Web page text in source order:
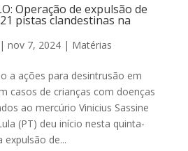
Operação de expulsão de
pistas clandestinas na
| nov 7, 2024| Matérias
a ações para desintrusão em
casos de crianças com doenças
ao mercúrio Vinicius Sassine
(PT) deu início nesta quinta-
expulsão de...